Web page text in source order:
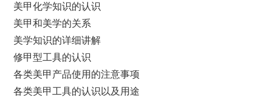
美甲化学知识的认识
美甲和美学的关系
美学知识的详细讲解
修甲型工具的认识
各类美甲产品使用的注意事项
各类美甲工具的认识以及用途